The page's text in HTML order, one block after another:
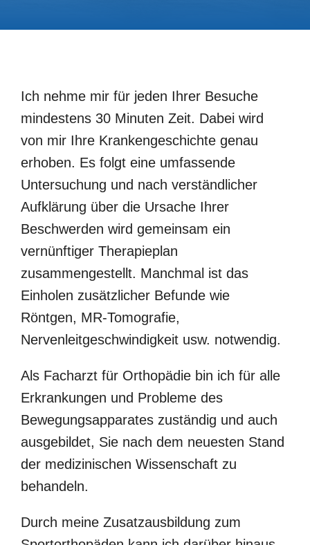
Ich nehme mir für jeden Ihrer Besuche
mindestens 30 Minuten Zeit. Dabei wird
von mir Ihre Krankengeschichte genau
erhoben. Es folgt eine umfassende
Untersuchung und nach verständlicher
Aufklärung über die Ursache Ihrer
Beschwerden wird gemeinsam ein
vernünftiger Therapieplan
zusammengestellt. Manchmal ist das
Einholen zusätzlicher Befunde wie
Röntgen, MR-Tomografie,
Nervenleitgeschwindigkeit usw. notwendig.
Als Facharzt für Orthopädie bin ich für alle
Erkrankungen und Probleme des
Bewegungsapparates zuständig und auch
ausgebildet, Sie nach dem neuesten Stand
der medizinischen Wissenschaft zu
behandeln.
Durch meine Zusatzausbildung zum